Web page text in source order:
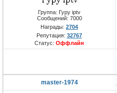
Группа: Гуру iptv
Сообщений: 7000
Награды: 2704
Репутация: 32767
Статус: Оффлайн
master-1974